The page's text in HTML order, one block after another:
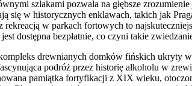
szlakami pozwala na głębsze
się w historycznych enklawach, takich jak
w parkach fortowych to
dostępna bezpłatnie, co czyni takie
drewnianych domków fińskich ukryty w
podróż przez historię alkoholu w
pamiątka fortyfikacji z XIX wieku,